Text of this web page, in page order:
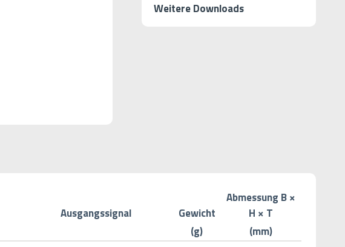
Weitere Downloads
Ausgangssignal Gewicht
Abmessung B ×
H × T
(g)
(mm)